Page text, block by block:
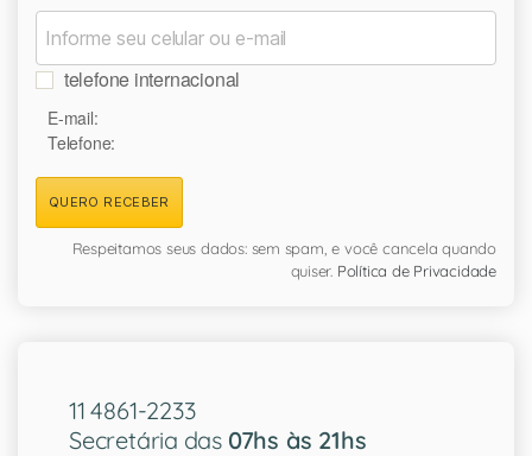
telefone internacional
E-mail:
Telefone:
QUERO RECEBER
Respeitamos seus dados: sem spam, e você cancela quando
quiser. Política de Privacidade
11 4861-2233
Secretária das 07hs às 21hs